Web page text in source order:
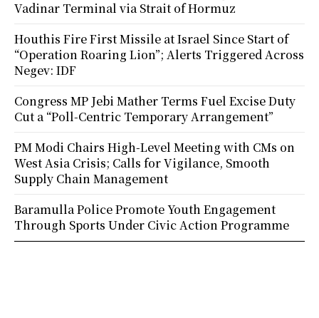
Vadinar Terminal via Strait of Hormuz
Houthis Fire First Missile at Israel Since Start of
“Operation Roaring Lion”; Alerts Triggered Across
Negev: IDF
Congress MP Jebi Mather Terms Fuel Excise Duty
Cut a “Poll-Centric Temporary Arrangement”
PM Modi Chairs High-Level Meeting with CMs on
West Asia Crisis; Calls for Vigilance, Smooth
Supply Chain Management
Baramulla Police Promote Youth Engagement
Through Sports Under Civic Action Programme